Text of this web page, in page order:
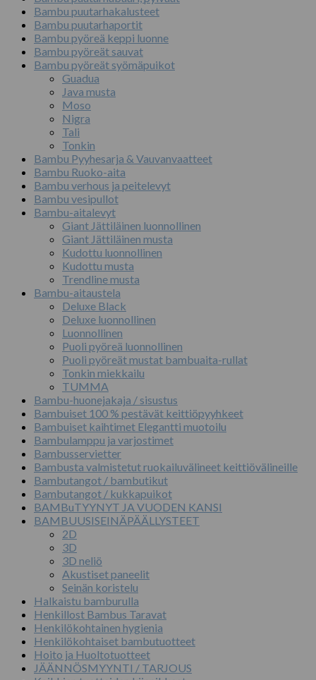
Bambu puutarhakalusteet
Bambu puutarhaportit
Bambu pyöreä keppi luonne
Bambu pyöreät sauvat
Bambu pyöreät syömäpuikot
Guadua
Java musta
Moso
Nigra
Tali
Tonkin
Bambu Pyyhesarja & Vauvanvaatteet
Bambu Ruoko-aita
Bambu verhous ja peitelevyt
Bambu vesipullot
Bambu-aitalevyt
Giant Jättiläinen luonnollinen
Giant Jättiläinen musta
Kudottu luonnollinen
Kudottu musta
Trendline musta
Bambu-aitaustela
Deluxe Black
Deluxe luonnollinen
Luonnollinen
Puoli pyöreä luonnollinen
Puoli pyöreät mustat bambuaita-rullat
Tonkin miekkailu
TUMMA
Bambu-huonejakaja / sisustus
Bambuiset 100 % pestävät keittiöpyyhkeet
Bambuiset kaihtimet Elegantti muotoilu
Bambulamppu ja varjostimet
Bambusservietter
Bambusta valmistetut ruokailuvälineet keittiövälineille
Bambutangot / bambutikut
Bambutangot / kukkapuikot
BAMBuTYYNYT JA VUODEN KANSI
BAMBUUSISEINÄPÄÄLLYSTEET
2D
3D
3D neliö
Akustiset paneelit
Seinän koristelu
Halkaistu bamburulla
Henkillost Bambus Taravat
Henkilökohtainen hygienia
Henkilökohtaiset bambutuotteet
Hoito ja Huoltotuotteet
JÄÄNNÖSMYYNTI / TARJOUS